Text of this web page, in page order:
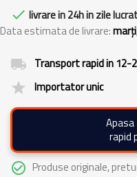
 livrare in 24h in zile
Data estimata de livrare:
local_shipping Transport rapid in 12-
grade Importator unic
Apasa
rapid
check_circle_outline Produse originale,